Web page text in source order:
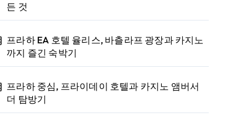
든 것
프라하 EA 호텔 율리스, 바츨라프 광장과 카지노
까지 즐긴 숙박기
프라하 중심, 프라이데이 호텔과 카지노 앰버서
더 탐방기